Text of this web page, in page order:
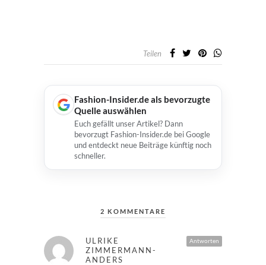
Teilen
Fashion-Insider.de als bevorzugte
Quelle auswählen
Euch gefällt unser Artikel? Dann
bevorzugt Fashion-Insider.de bei Google
und entdeckt neue Beiträge künftig noch
schneller.
2 KOMMENTARE
Antworten
ULRIKE
ZIMMERMANN-
ANDERS